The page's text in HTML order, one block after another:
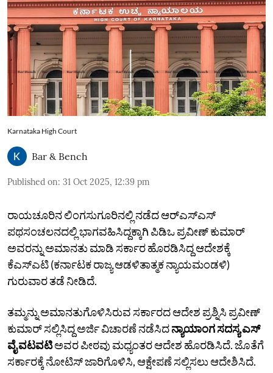
Karnataka High Court
Bar & Bench
Published on: 31 Oct 2025, 12:39 pm
ರಾಯಚೂರಿನ ಲಿಂಗಸುಗೂರಿನಲ್ಲಿ ನಡೆದ ಆರ್‌ಎಸ್‌ಎಸ್‌
ಪಥಸಂಚಲನದಲ್ಲಿ ಭಾಗವಹಿಸಿದ್ದಕ್ಕಾಗಿ ಪಿಡಿಒ ಪ್ರವೀಣ್‌ ಕುಮಾರ್‌
ಅವರನ್ನು ಅಮಾನತು ಮಾಡಿ ಸರ್ಕಾರ ಹೊರಡಿಸಿದ್ದ ಆದೇಶಕ್ಕೆ
ಕೆಎಸ್‌ಎಟಿ (ಕರ್ನಾಟಕ ರಾಜ್ಯ ಆಡಳಿತಾತ್ಮಕ ನ್ಯಾಯಮಂಡಳಿ)
ಗುರುವಾರ ತಡೆ ನೀಡಿದೆ.
ತಮ್ಮನ್ನು ಅಮಾನತುಗೊಳಿಸಿರುವ ಸರ್ಕಾರದ ಆದೇಶ ಪ್ರಶ್ನಿಸಿ ಪ್ರವೀಣ್‌
ಕುಮಾರ್‌ ಸಲ್ಲಿಸಿದ್ದ ಅರ್ಜಿ ವಿಚಾರಣೆ ನಡೆಸಿದನ್ಯಾಯಾಂಗ ಸದಸ್ಯ ಎಸ್‌
ವೈ ವಟವಟಿಅವರ ಪೀಠವು ಮಧ್ಯಂತರ ಆದೇಶ ಹೊರಡಿಸಿದೆ. ಜೊತೆಗೆ
ಸರ್ಕಾರಕ್ಕೆ ನೋಟಿಸ್‌ ಜಾರಿಗೊಳಿಸಿ, ಆಕ್ಷೇಪಣೆ ಸಲ್ಲಿಸಲು ಆದೇಶಿಸಿದೆ.